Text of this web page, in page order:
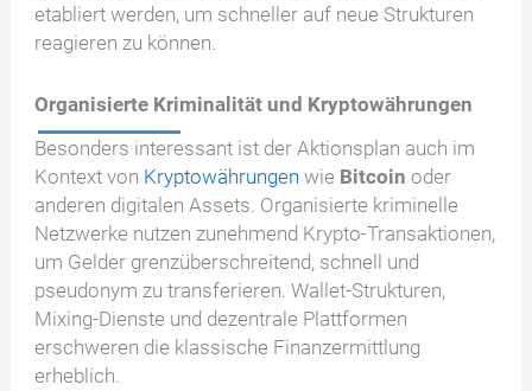
etabliert werden, um schneller auf neue Strukturen
reagieren zu können.
Organisierte Kriminalität und Kryptowährungen
Besonders interessant ist der Aktionsplan auch im
Kontext von Kryptowährungenwie Bitcoin oder
anderen digitalen Assets. Organisierte kriminelle
Netzwerke nutzen zunehmend Krypto-Transaktionen,
um Gelder grenzüberschreitend, schnell und
pseudonym zu transferieren. Wallet-Strukturen,
Mixing-Dienste und dezentrale Plattformen
erschweren die klassische Finanzermittlung
erheblich.